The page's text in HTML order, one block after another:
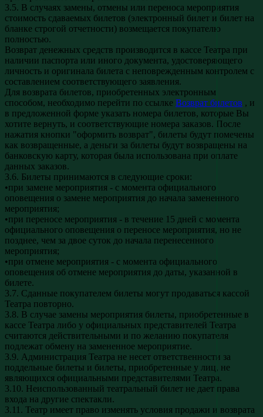
3.5. В случаях замены, отмены или переноса мероприятия
стоимость сдаваемых билетов (электронный билет и билет на
бланке строгой отчетности) возмещается покупателю
полностью.
Возврат денежных средств производится в кассе Театра при
наличии паспорта или иного документа, удостоверяющего
личность и оригинала билета с неповрежденным контролем с
составлением соответствующего заявления.
Для возврата билетов, приобретенных электронным
способом, необходимо перейти по ссылке Возврат билетов , и
в предложенной форме указать номера билетов, которые Вы
хотите вернуть, и соответствующие номера заказов. После
нажатия кнопки "оформить возврат", билеты будут помечены
как возвращенные, а деньги за билеты будут возвращены на
банковскую карту, которая была использована при оплате
данных заказов.
3.6. Билеты принимаются в следующие сроки:
•при замене мероприятия - с момента официального
оповещения о замене мероприятия до начала замененного
мероприятия;
•при переносе мероприятия - в течение 15 дней с момента
официального оповещения о переносе мероприятия, но не
позднее, чем за двое суток до начала перенесенного
мероприятия;
•при отмене мероприятия - с момента официального
оповещения об отмене мероприятия до даты, указанной в
билете.
3.7. Сданные покупателем билеты могут продаваться кассой
Театра повторно.
3.8. В случае замены мероприятия билеты, приобретенные в
кассе Театра либо у официальных представителей Театра
считаются действительными и по желанию покупателя
подлежат обмену на замененное мероприятие.
3.9. Администрация Театра не несет ответственности за
поддельные билеты и билеты, приобретенные у лиц, не
являющихся официальными представителями Театра.
3.10. Неиспользованный театральный билет не дает права
входа на другие спектакли.
3.11. Театр имеет право изменять условия продажи и возврата